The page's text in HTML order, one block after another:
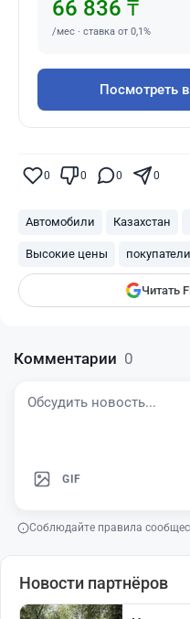
66 836 ₸
/мес · ставка от 0,1%
Посмотреть
0 0 0 0
Автомобили Казахстан
Высокие цены покупатели
Читать
Комментарии 0
GIF
Соблюдайте правила